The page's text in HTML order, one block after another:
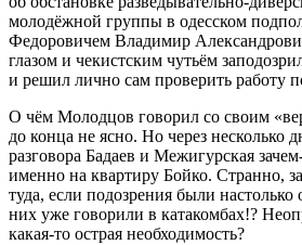
молодёжной группы в одесском
Федоровичем Владимир
глазом и чекистским чутьём
и решил лично сам проверить работу
О чём Молодцов говорил со своим
до конца не ясно. Но через несколько
разговора Бадаев и Межигурская
именно на квартиру Бойко. Странно,
туда, если подозрения были
них уже говорили в катакомбах!?
какая-то острая необходимость?